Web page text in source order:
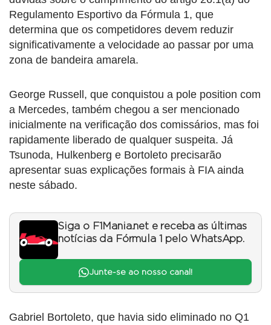
Regulamento Esportivo da Fórmula 1, que
determina que os competidores devem reduzir
significativamente a velocidade ao passar por uma
zona de bandeira amarela.
George Russell, que conquistou a pole position com
a Mercedes, também chegou a ser mencionado
inicialmente na verificação dos comissários, mas foi
rapidamente liberado de qualquer suspeita. Já
Tsunoda, Hulkenberg e Bortoleto precisarão
apresentar suas explicações formais à FIA ainda
neste sábado.
Siga o F1Mania.net e receba as últimas
notícias da Fórmula 1 pelo WhatsApp.
Junte-se ao nosso canal!
Gabriel Bortoleto, que havia sido eliminado no Q1